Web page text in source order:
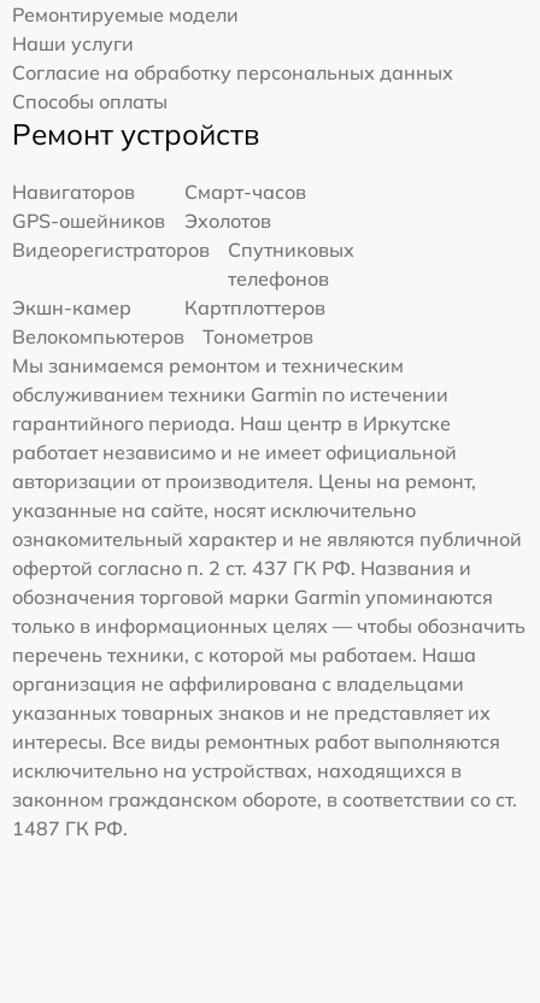
Ремонтируемые модели
Наши услуги
Согласие на обработку персональных данных
Способы оплаты
Ремонт устройств
Навигаторов
Смарт-часов
GPS-ошейников
Эхолотов
Видеорегистраторов
Спутниковых
телефонов
Экшн-камер
Картплоттеров
Велокомпьютеров
Тонометров
Мы занимаемся ремонтом и техническим
обслуживанием техники Garmin по истечении
гарантийного периода. Наш центр в Иркутске
работает независимо и не имеет официальной
авторизации от производителя. Цены на ремонт,
указанные на сайте, носят исключительно
ознакомительный характер и не являются публичной
офертой согласно п. 2 ст. 437 ГК РФ. Названия и
обозначения торговой марки Garmin упоминаются
только в информационных целях — чтобы обозначить
перечень техники, с которой мы работаем. Наша
организация не аффилирована с владельцами
указанных товарных знаков и не представляет их
интересы. Все виды ремонтных работ выполняются
исключительно на устройствах, находящихся в
законном гражданском обороте, в соответствии со ст.
1487 ГК РФ.